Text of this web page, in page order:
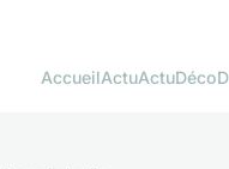
AccueilActuActuDéco